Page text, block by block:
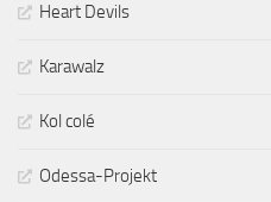
Heart Devils
Karawalz
Kol colé
Odessa-Projekt